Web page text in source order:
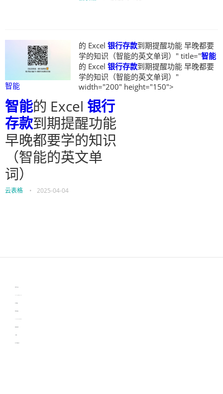
智能
的 Excel 银行存款到期提醒功能 早晚都要
学的知识（智能的英文单词）" title="智能
的 Excel 银行存款到期提醒功能 早晚都要
学的知识（智能的英文单词）"
width="200" height="150">
智能的 Excel 银行
存款到期提醒功能
早晚都要学的知识
（智能的英文单
词）
云表格 • 2025-04-04